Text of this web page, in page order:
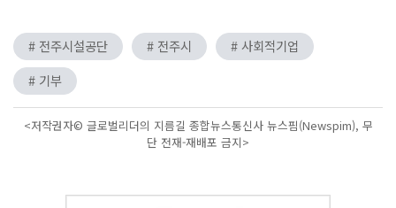
# 전주시설공단 # 전주시
# 사회적기업
# 기부
<저작권자© 글로벌리더의 지름길 종합뉴스통신사 뉴스핌(Newspim), 무
단 전재-재배포 금지>